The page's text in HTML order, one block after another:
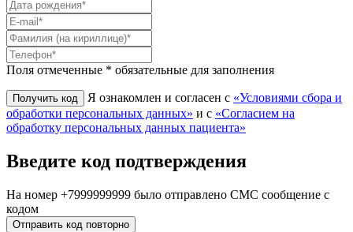
Поля отмеченные * обязательные для заполнения
Я ознакомлен и согласен с «Условиями сбора и
обработки персональных данных» и с «Согласием на
обработку персональных данных пациента»
Введите код подтверждения
На номер +7999999999 было отправлено СМС сообщение с
кодом
Отправить код повторно